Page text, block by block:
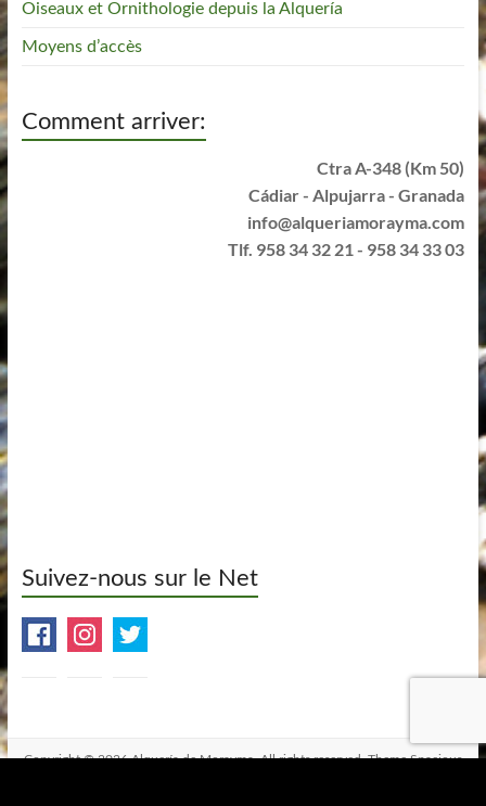
Oiseaux et Ornithologie depuis la Alquería
Moyens d’accès
Comment arriver:
Ctra A-348 (Km 50)
Cádiar - Alpujarra - Granada
info@alqueriamorayma.com
Tlf. 958 34 32 21 - 958 34 33 03
Suivez-nous sur le Net
Copyright © 2026Alquería de Morayma. All rights reserved. ThemeSpacious